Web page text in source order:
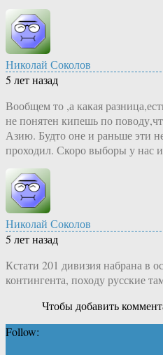
Николай Соколов
5 лет назад
Вообщем то ,а какая
не понятен кипешь по
Азию. Будто оне и раньше эти
проходил. Скоро выборы у нас
Николай Соколов
5 лет назад
Кстати 201 дивизия набрана в
контингента, походу русские
Чтобы добавить
Follow: